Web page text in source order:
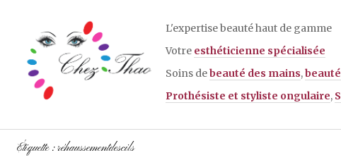
contenu
principal
L'expertise beauté haut de gamme
Votre esthéticienne spécialisée
Soins debeauté des mains,
Prothésiste et styliste ongulaire,
Étiquette :réhaussementdescils